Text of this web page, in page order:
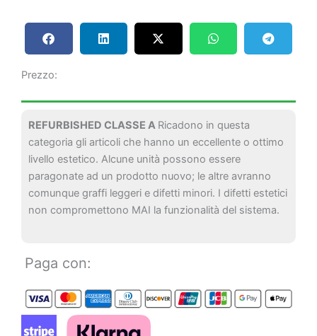
Prezzo:
REFURBISHED CLASSE A Ricadono in questa
categoria gli articoli che hanno un eccellente o ottimo
livello estetico. Alcune unità possono essere
paragonate ad un prodotto nuovo; le altre avranno
comunque graffi leggeri e difetti minori. I difetti estetici
non compromettono MAI la funzionalità del sistema.
Paga con: